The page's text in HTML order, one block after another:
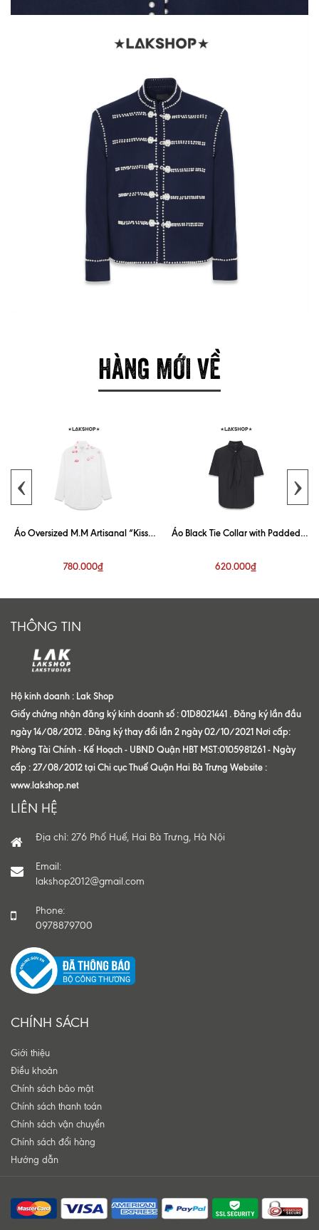
HÀNG MỚI VỀ
Áo Oversized M.M Artisanal “Kiss”
780.000₫
Áo Black Tie Collar with Padded
620.000₫
‹ ›
THÔNG TIN
Hộ kinh doanh : Lak Shop
Giấy chứng nhận đăng ký kinh doanh số : 01D8021441 . Đăng ký lần đầu
ngày 14/08/2012 . Đăng ký thay đổi lần 2 ngày 02/10/2021 Nơi cấp:
Phòng Tài Chính - Kế Hoạch - UBND Quận HBT MST:0105981261 - Ngày
cấp : 27/08/2012 tại Chi cục Thuế Quận Hai Bà Trưng Website :
www.lakshop.net
LIÊN HỆ
Địa chỉ: 276 Phố Huế, Hai Bà Trưng, Hà Nội
Email:
lakshop2012@gmail.com
Phone:
0978879700
CHÍNH SÁCH
Giới thiệu
Điều khoản
Chính sách bảo mật
Chính sách thanh toán
Chính sách vận chuyển
Chính sách đổi hàng
Hướng dẫn